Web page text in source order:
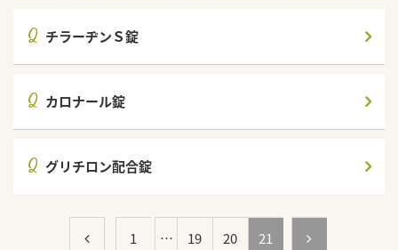
Q チラーヂンＳ錠
Q カロナール錠
Q グリチロン配合錠
1 … 19 20 21